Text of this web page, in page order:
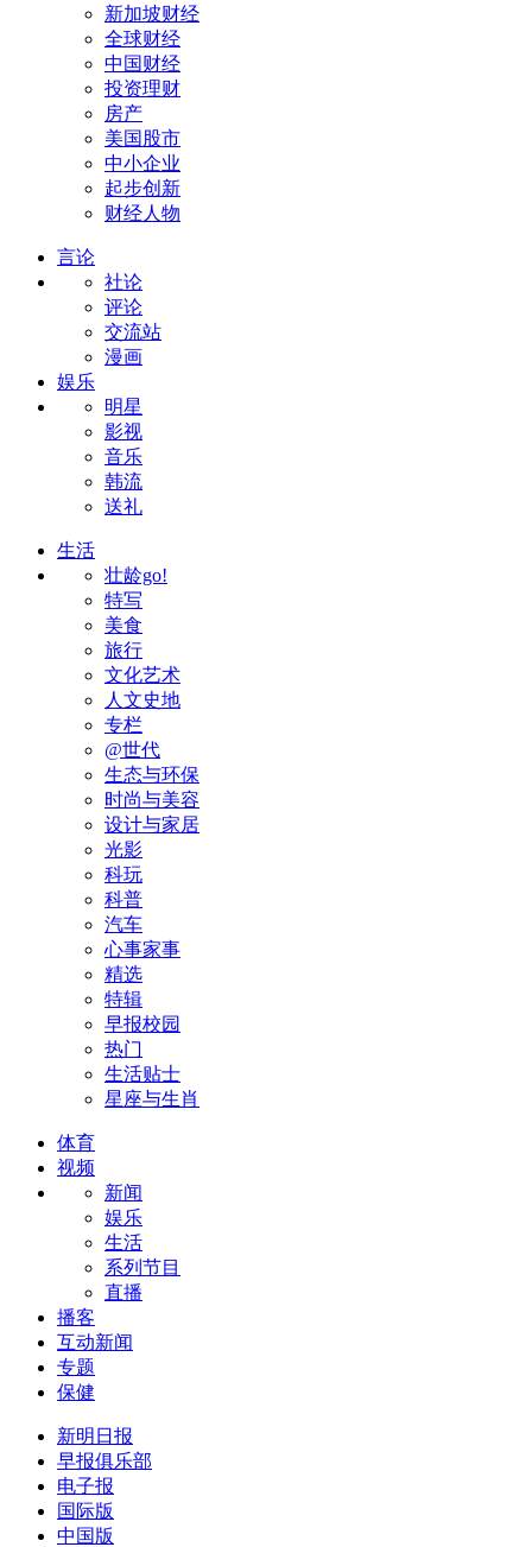
新加坡财经
全球财经
中国财经
投资理财
房产
美国股市
中小企业
起步创新
财经人物
言论
社论
评论
交流站
漫画
娱乐
明星
影视
音乐
韩流
送礼
生活
壮龄go!
特写
美食
旅行
文化艺术
人文史地
专栏
@世代
生态与环保
时尚与美容
设计与家居
光影
科玩
科普
汽车
心事家事
精选
特辑
早报校园
热门
生活贴士
星座与生肖
体育
视频
新闻
娱乐
生活
系列节目
直播
播客
互动新闻
专题
保健
新明日报
早报俱乐部
电子报
国际版
中国版